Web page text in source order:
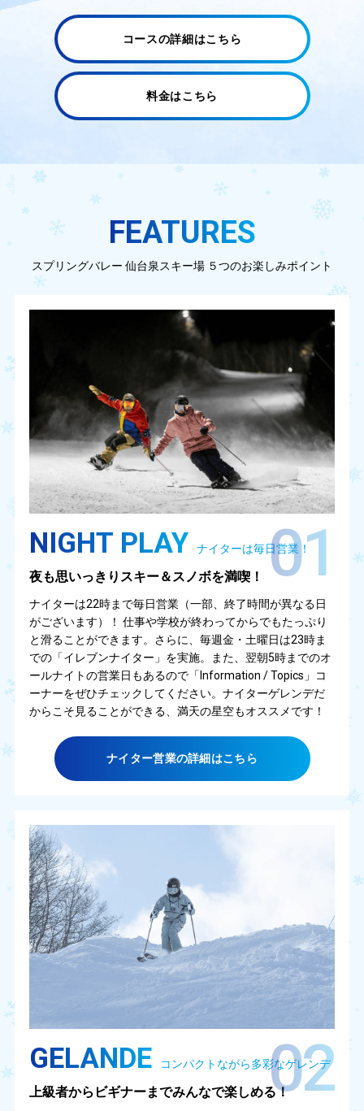
コースの詳細はこちら
料金はこちら
FEATURES
スプリングバレー 仙台泉スキー場 ５つのお楽しみポイント
01
NIGHT PLAY ナイターは毎日営業！
夜も思いっきりスキー＆スノボを満喫！
ナイターは22時まで毎日営業（一部、終了時間が異なる日
がございます）！ 仕事や学校が終わってからでもたっぷり
と滑ることができます。さらに、毎週金・土曜日は23時ま
での「イレブンナイター」を実施。また、翌朝5時までのオ
ールナイトの営業日もあるので「Information / Topics」コ
ーナーをぜひチェックしてください。ナイターゲレンデだ
からこそ見ることができる、満天の星空もオススメです！
ナイター営業の詳細はこちら
02
GELANDE コンパクトながら多彩なゲレンデ
上級者からビギナーまでみんなで楽しめる！